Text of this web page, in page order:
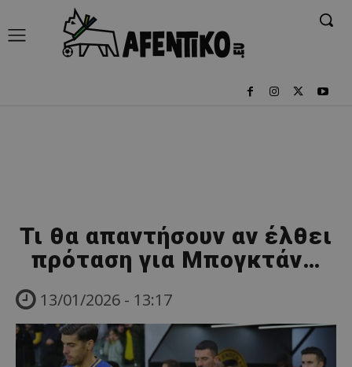
Τι θα απαντήσουν αν έλθει
πρόταση για Μπογκτάν…
13/01/2026 - 13:17